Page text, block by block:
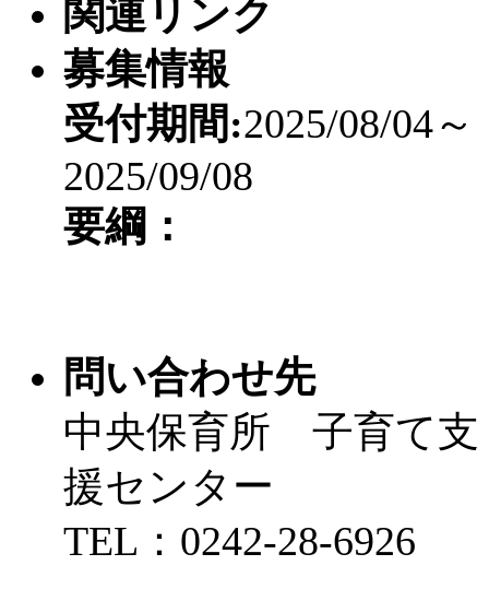
関連リンク
募集情報
受付期間:2025/08/04～
2025/09/08
要綱：
問い合わせ先
中央保育所 子育て支
援センター
TEL：0242-28-6926